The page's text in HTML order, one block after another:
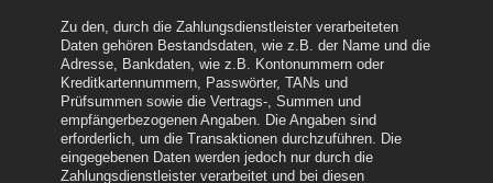
Zu den, durch die Zahlungsdienstleister verarbeiteten
Daten gehören Bestandsdaten, wie z.B. der Name und die
Adresse, Bankdaten, wie z.B. Kontonummern oder
Kreditkartennummern, Passwörter, TANs und
Prüfsummen sowie die Vertrags-, Summen und
empfängerbezogenen Angaben. Die Angaben sind
erforderlich, um die Transaktionen durchzuführen. Die
eingegebenen Daten werden jedoch nur durch die
Zahlungsdienstleister verarbeitet und bei diesen